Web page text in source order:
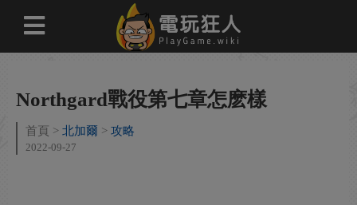
Northgard戰役第七章怎麽樣
首頁 北加爾 攻略
2022-09-27